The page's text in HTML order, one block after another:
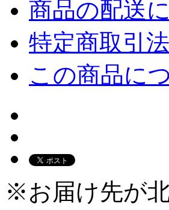
商品の配送
特定商取引
この商品に
※お届け先が